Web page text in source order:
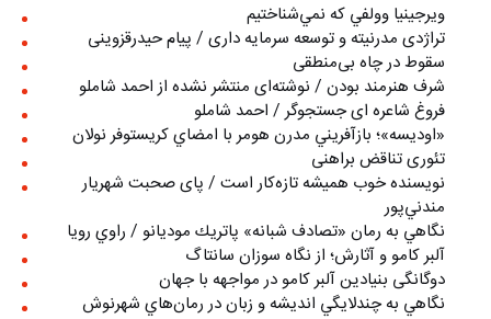
ويرجينيا وولفي كه نمي‌شناختيم
تراژدی مدرنیته و توسعه سرمایه داری / پیام حیدرقزوینی
سقوط در چاه بی‌منطقی
شرف هنرمند بودن / نوشته‌ای منتشر نشده از احمد شاملو
فروغ شاعره ای جستجوگر / احمد شاملو
«اوديسه»؛ بازآفريني مدرن هومر با امضاي كريستوفر نولان
تئوری تناقض براهنی
نويسنده خوب هميشه تازه‌كار است / پای صحبت شهريار
مندني‌پور
نگاهي به رمان «تصادف شبانه» پاتريك موديانو / راوي رويا
آلبر کامو و آثارش؛ از نگاه سوزان سانتاگ
دوگانگی بنیادین آلبر کامو در مواجهه با جهان
نگاهي به چندلايگي انديشه و زبان در رمان‌هاي شهرنوش